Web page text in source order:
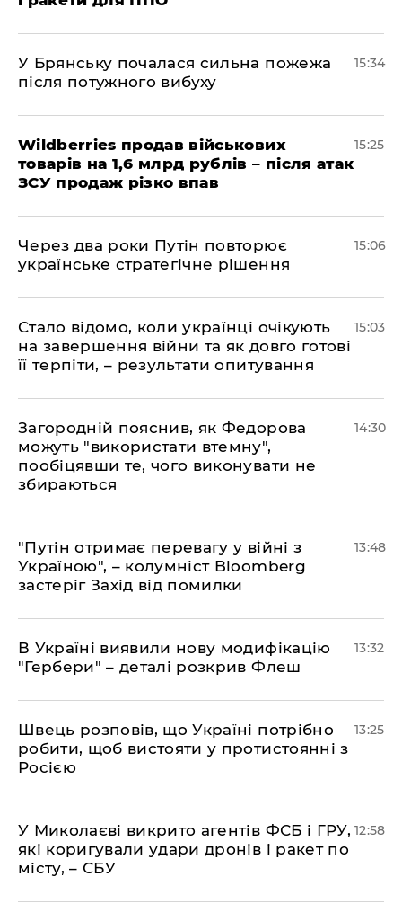
У Брянську почалася сильна пожежа
після потужного вибуху
15:34
Wildberries продав військових
товарів на 1,6 млрд рублів – після атак
ЗСУ продаж різко впав
15:25
Через два роки Путін повторює
українське стратегічне рішення
15:06
Стало відомо, коли українці очікують
на завершення війни та як довго готові
її терпіти, – результати опитування
15:03
Загородній пояснив, як Федорова
можуть "використати втемну",
пообіцявши те, чого виконувати не
збираються
14:30
"Путін отримає перевагу у війні з
Україною", – колумніст Bloomberg
застеріг Захід від помилки
13:48
В Україні виявили нову модифікацію
"Гербери" – деталі розкрив Флеш
13:32
Швець розповів, що Україні потрібно
робити, щоб вистояти у протистоянні з
Росією
13:25
У Миколаєві викрито агентів ФСБ і ГРУ,
які коригували удари дронів і ракет по
місту, – СБУ
12:58